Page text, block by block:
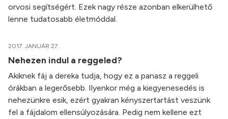
orvosi segítségért. Ezek nagy része azonban elkerülhető
lenne tudatosabb életmóddal.
2017. JANUÁR 27.
Nehezen indul a reggeled?
Akiknek fáj a dereka tudja, hogy ez a panasz a reggeli
órákban a legerősebb. Ilyenkor még a kiegyenesedés is
nehezünkre esik, ezért gyakran kényszertartást veszünk
fel a fájdalom ellensúlyozására. Pedig nem kellene ezt